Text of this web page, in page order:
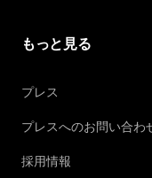
もっと見る
プレス
プレスへのお問い合わ
採用情報